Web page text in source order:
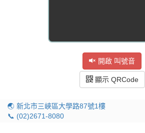
開啟 叫號音
顯示 QRCode
🌏 新北市三峽區大學路87號1樓
📞 (02)2671-8080